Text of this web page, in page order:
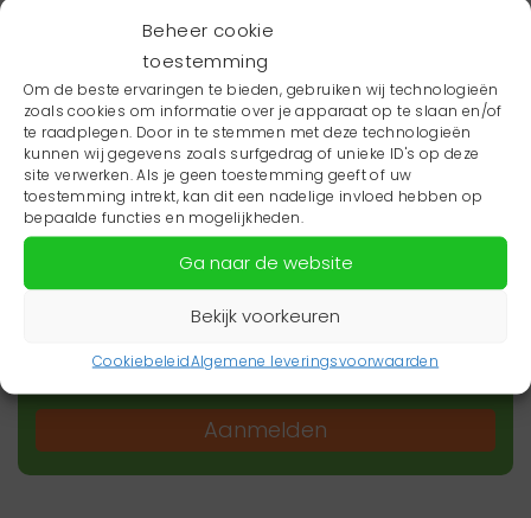
Beheer cookie
toestemming
Om de beste ervaringen te bieden, gebruiken wij technologieën
zoals cookies om informatie over je apparaat op te slaan en/of
te raadplegen. Door in te stemmen met deze technologieën
kunnen wij gegevens zoals surfgedrag of unieke ID's op deze
site verwerken. Als je geen toestemming geeft of uw
toestemming intrekt, kan dit een nadelige invloed hebben op
bepaalde functies en mogelijkheden.
Ga naar de website
Bekijk voorkeuren
CookiebeleidAlgemene leveringsvoorwaarden
Wil je niets missen?
Wil je op de hoogte blijven van het laatste
zorgnieuws in jouw regio? Schrijf je dan in voor
onze nieuwsbrief.
Aanmelden